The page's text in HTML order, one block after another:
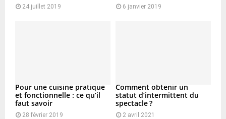
24 juillet 2019 6 janvier 2019
Pour une cuisine pratique
et fonctionnelle : ce qu’il
faut savoir
28 février 2019
Comment obtenir un
statut d’intermittent du
spectacle ?
2 avril 2021